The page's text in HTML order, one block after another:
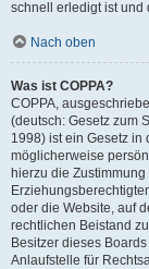
schnell erledigt ist und
Nach oben
Was ist COPPA?
COPPA,
(deutsch: Gesetz zum
1998) ist ein Gesetz in
möglicherweise
hierzu die
oder die Website, auf
rechtlichen Beistand
Besitzer dieses
Anlaufstelle für